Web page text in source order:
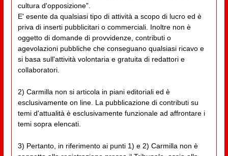
cultura d'opposizione”.
E' esente da qualsiasi tipo di attività a scopo di lucro ed è
priva di inserti pubblicitari o commerciali. Inoltre non è
oggetto di domande di provvidenze, contributi o
agevolazioni pubbliche che conseguano qualsiasi ricavo e
si basa sull'attività volontaria e gratuita di redattori e
collaboratori.
2) Carmilla non si articola in piani editoriali ed è
esclusivamente on line. La pubblicazione di contributi su
temi d'attualità è esclusivamente funzionale ad affrontare i
temi sopra elencati.
3) Pertanto, in riferimento ai punti 1) e 2) Carmilla non è